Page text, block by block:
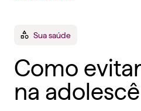
Sua saúde
Como
na